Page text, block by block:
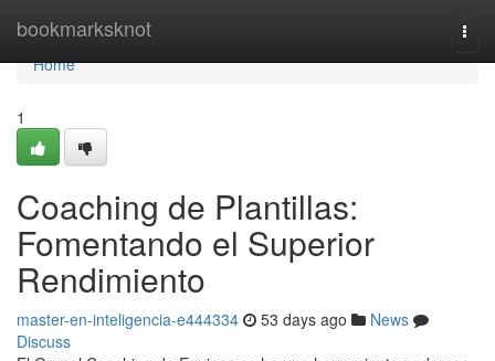
bookmarksknot
Home
Home
1
Coaching de Plantillas:
Fomentando el Superior
Rendimiento
master-en-inteligencia-e444334 53 days ago
News
Discuss